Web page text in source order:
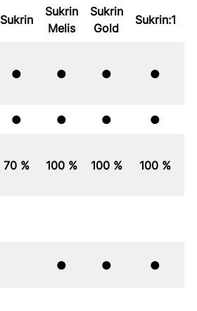
Sukrin
Sukrin
Melis
Sukrin
Gold
Sukrin:1
● ● ● ●
● ● ● ●
70 % 100 % 100 % 100 %
● ● ●